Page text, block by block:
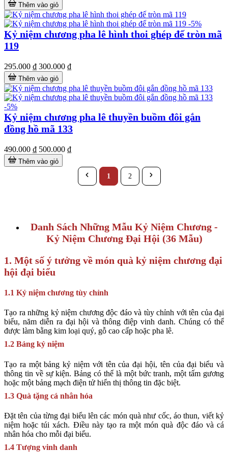
Thêm vào giỏ
-5%
Kỷ niệm chương pha lê hình thoi ghép đế tròn mã
119
295.000 ₫ 300.000 ₫
Thêm vào giỏ
-5%
Kỷ niệm chương pha lê thuyền buồm đôi gắn
đồng hồ mã 133
490.000 ₫ 500.000 ₫
Thêm vào giỏ
1
2
Danh Sách Những Mẫu Kỷ Niệm Chương -
Kỷ Niệm Chương Đại Hội (36 Mẫu)
1. Một số ý tưởng về món quà kỷ niệm chương đại
hội đại biểu
1.1 Kỷ niệm chương tùy chỉnh
Tạo ra những kỷ niệm chương độc đáo và tùy chỉnh với tên của đại
biểu, năm diễn ra đại hội và thông điệp vinh danh. Chúng có thể
được làm bằng kim loại quý, gỗ cao cấp hoặc pha lê.
1.2 Bảng kỷ niệm
Tạo ra một bảng kỷ niệm với tên của đại hội, tên của đại biểu và
thông tin về sự kiện. Bảng có thể là một bức tranh, một tấm gương
hoặc một bảng mạch điện tử hiển thị thông tin đặc biệt.
1.3 Quà tặng cá nhân hóa
Đặt tên của từng đại biểu lên các món quà như cốc, áo thun, viết kỷ
niệm hoặc túi xách. Điều này tạo ra một món quà độc đáo và cá
nhân hóa cho mỗi đại biểu.
1.4 Tượng vinh danh